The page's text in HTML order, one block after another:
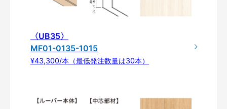
〈UB35〉
MF01-0135-1015
¥43,300/本（最低発注数量は30本）